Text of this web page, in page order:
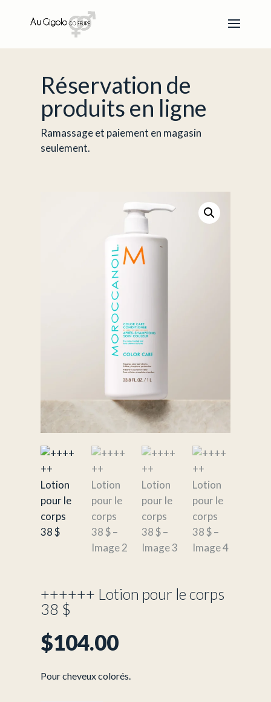
Réservation de
produits en ligne
Ramassage et paiement en magasin
seulement.
++++++ Lotion pour le corps
38 $
$104.00
Pour cheveux colorés.